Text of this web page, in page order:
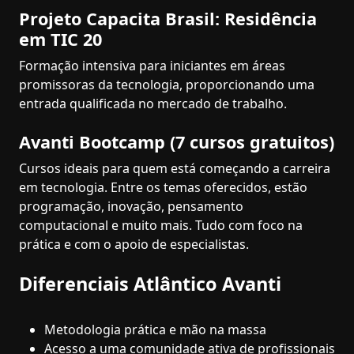
Projeto Capacita Brasil: Residência
em TIC 20
Formação intensiva para iniciantes em áreas
promissoras da tecnologia, proporcionando uma
entrada qualificada no mercado de trabalho.
Avanti Bootcamp (7 cursos gratuitos)
Cursos ideais para quem está começando a carreira
em tecnologia. Entre os temas oferecidos, estão
programação, inovação, pensamento
computacional e muito mais. Tudo com foco na
prática e com o apoio de especialistas.
Diferenciais Atlântico Avanti
Metodologia prática e mão na massa
Acesso a uma comunidade ativa de profissionais